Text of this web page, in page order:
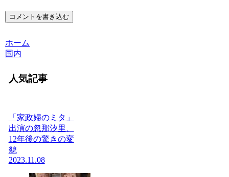
コメントを書き込む
ホーム
国内
人気記事
「家政婦のミタ」
出演の忽那汐里、
12年後の驚きの変
貌
2023.11.08